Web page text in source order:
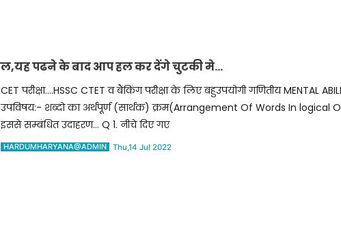
पढने के बाद आप हल कर देंगे चुटकी मे…
CET परीक्षा….HSSC CTET व बैंकिंग परीक्षा के लिए बहुउपयोगी गणितीय MENTAL
उपविषय:- शब्दो का अर्थपूर्ण (सार्थक) क्रम(Arrangement Of Words In logical
इससे सम्बंधित उदाहरण… Q 1. नीचे दिए गए
HARDUMHARYANA@ADMIN Thu,14 Jul 2022